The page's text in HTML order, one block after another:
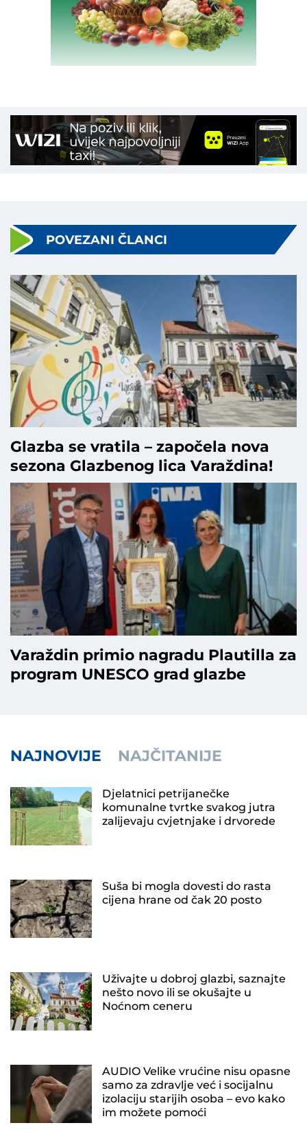
POVEZANI ČLANCI
Glazba se vratila – započela nova
sezona Glazbenog lica Varaždina!
Varaždin primio nagradu Plautilla za
program UNESCO grad glazbe
NAJNOVIJE NAJČITANIJE
Djelatnici petrijanečke
komunalne tvrtke svakog jutra
zalijevaju cvjetnjake i drvorede
Suša bi mogla dovesti do rasta
cijena hrane od čak 20 posto
Uživajte u dobroj glazbi, saznajte
nešto novo ili se okušajte u
Noćnom ceneru
AUDIO Velike vrućine nisu opasne
samo za zdravlje već i socijalnu
izolaciju starijih osoba – evo kako
im možete pomoći